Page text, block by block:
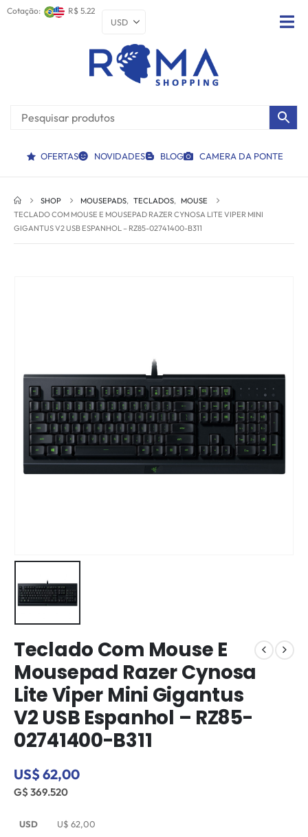
Cotação: R$ 5.22
OFERTAS NOVIDADES BLOG CAMERA DA PONTE
SHOP MOUSEPADS, TECLADOS, MOUSE
TECLADO COM MOUSE E MOUSEPAD RAZER CYNOSA LITE VIPER MINI
GIGANTUS V2 USB ESPANHOL – RZ85-02741400-B311
Teclado Com Mouse E
Mousepad Razer Cynosa
Lite Viper Mini Gigantus
V2 USB Espanhol – RZ85-
02741400-B311
US$ 62,00
G$ 369.520
USD U$ 62,00